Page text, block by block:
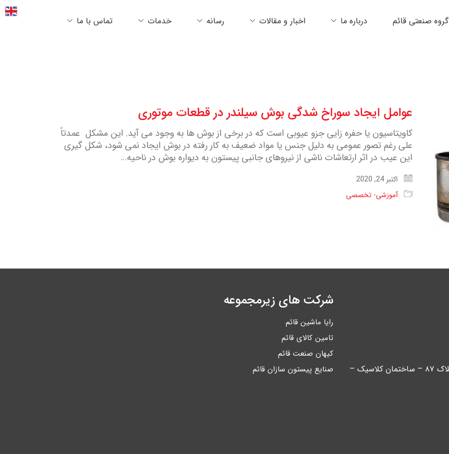
گروه صنعتی قائم درباره ما اخبار و مقالات رسانه خدمات تماس با ما
عوامل ایجاد سوراخ شدگی بوش سیلندر در قطعات موتوری
کاویتاسیون یا حفره زایی جزو عیوبی است که در برخی از بوش ها به وجود می آید. این مشکل عمدتاً
علی رغم تصور عمومی به دلیل جنس یا مواد ضعیف به کار رفته در بوش ایجاد نمی شود، شکل گیری
این عیب در اثر ارتعاشات ناشی از نیروهای جانبی پیستون به دیواره بوش در ناحیه…
اکتبر 24, 2020
آموزشی- تخصصی
شرکت های زیرمجموعه
رایا ماشین قائم
تامین کالای قائم
کیهان صنعت قائم
صنایع پیستون سازان قائم
تهران – خیابان آیت اله کاشانی – بین اباذر و مهران – پلاک ۸۷ – ساختمان کلاسیک –